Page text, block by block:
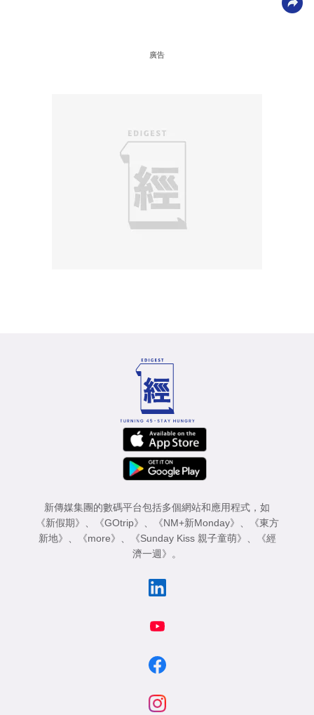
廣告
新傳媒集團的數碼平台包括多個網站和應用程式，如
《新假期》
《GOtrip》 《NM+新Monday》
《東方
新地》
《more》 《Sunday Kiss 親子童萌》
《經
濟一週》
。